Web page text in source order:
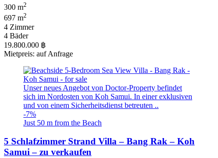
300 m2
697 m2
4 Zimmer
4 Bäder
19.800.000 ฿
Mietpreis: auf Anfrage
Unser neues Angebot von Doctor-Property befindet
sich im Nordosten von Koh Samui. In einer exklusiven
und von einem Sicherheitsdienst betreuten ..
-7%
Just 50 m from the Beach
5 Schlafzimmer Strand Villa – Bang Rak – Koh
Samui – zu verkaufen